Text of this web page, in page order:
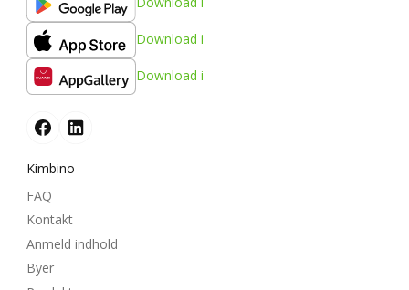
Download i
Download i
Kimbino
FAQ
Kontakt
Anmeld indhold
Byer